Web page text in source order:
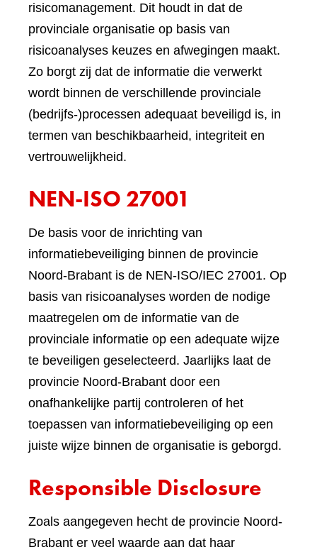
risicomanagement. Dit houdt in dat de
provinciale organisatie op basis van
risicoanalyses keuzes en afwegingen maakt.
Zo borgt zij dat de informatie die verwerkt
wordt binnen de verschillende provinciale
(bedrijfs-)processen adequaat beveiligd is, in
termen van beschikbaarheid, integriteit en
vertrouwelijkheid.
NEN-ISO 27001
De basis voor de inrichting van
informatiebeveiliging binnen de provincie
Noord-Brabant is de NEN-ISO/IEC 27001. Op
basis van risicoanalyses worden de nodige
maatregelen om de informatie van de
provinciale informatie op een adequate wijze
te beveiligen geselecteerd. Jaarlijks laat de
provincie Noord-Brabant door een
onafhankelijke partij controleren of het
toepassen van informatiebeveiliging op een
juiste wijze binnen de organisatie is geborgd.
Responsible Disclosure
Zoals aangegeven hecht de provincie Noord-
Brabant er veel waarde aan dat haar